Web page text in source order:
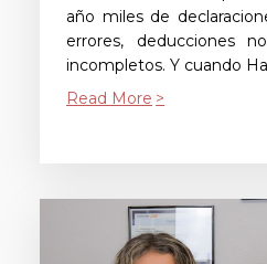
año miles de
errores, deducciones
incompletos. Y cuando
Read More